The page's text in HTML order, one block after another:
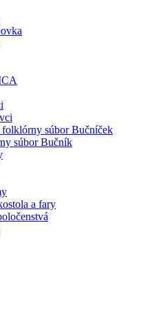
súbor Bučníček
súbor Bučník
a fary